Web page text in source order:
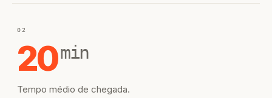
02
20min
Tempo médio de chegada.